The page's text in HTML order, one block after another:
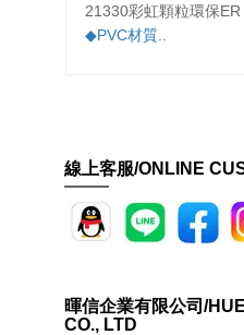
21330彩虹顆粒環保ER
◆PVC材質..
線上客服/ONLINE
暉信企業有限公司/
CO., LTD